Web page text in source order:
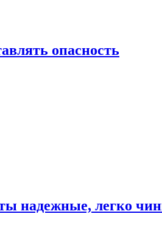
опасность
надежные, легко